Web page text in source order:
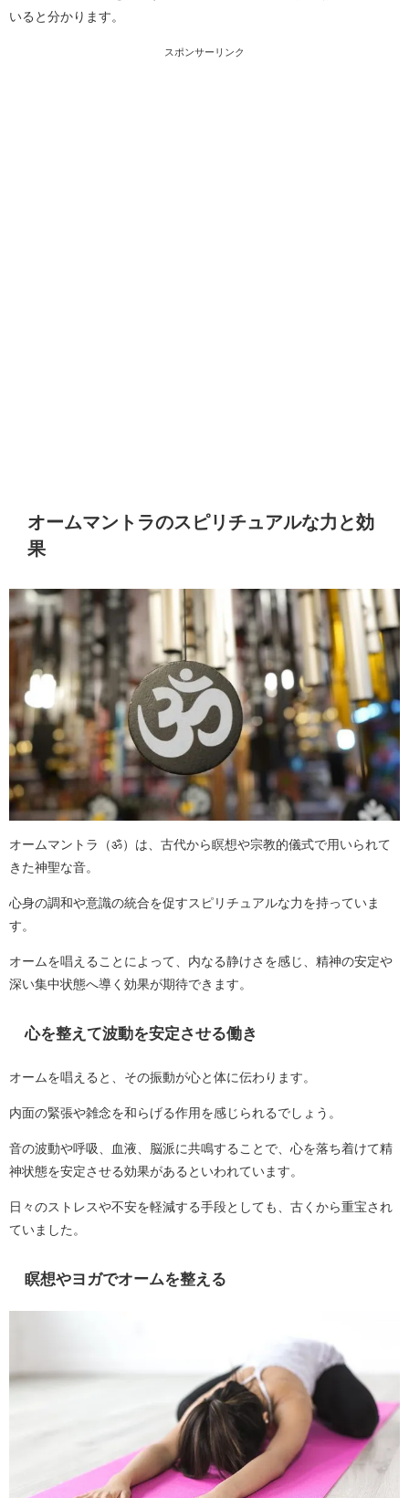
いると分かります。
スポンサーリンク
オームマントラのスピリチュアルな力と効
果
オームマントラ（ॐ）は、古代から瞑想や宗教的儀式で用いられて
きた神聖な音。
心身の調和や意識の統合を促すスピリチュアルな力を持っていま
す。
オームを唱えることによって、内なる静けさを感じ、精神の安定や
深い集中状態へ導く効果が期待できます。
心を整えて波動を安定させる働き
オームを唱えると、その振動が心と体に伝わります。
内面の緊張や雑念を和らげる作用を感じられるでしょう。
音の波動や呼吸、血液、脳派に共鳴することで、心を落ち着けて精
神状態を安定させる効果があるといわれています。
日々のストレスや不安を軽減する手段としても、古くから重宝され
ていました。
瞑想やヨガでオームを整える